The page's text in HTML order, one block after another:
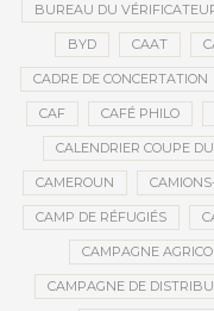
BUREAU DU
BYD CAAT
CADRE DE CONCERTATION
CAF CAFÉ PHILO
CALENDRIER COUPE
CAMEROUN
CAMP DE RÉFUGIÉS
CAMPAGNE
CAMPAGNE DE